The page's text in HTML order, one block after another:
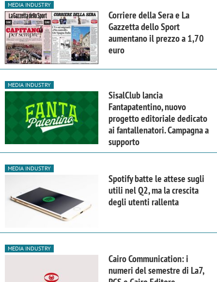
MEDIA INDUSTRY
Corriere della Sera e La
Gazzetta dello Sport
aumentano il prezzo a 1,70
euro
MEDIA INDUSTRY
SisalClub lancia
Fantapatentino, nuovo
progetto editoriale dedicato
ai fantallenatori. Campagna a
supporto
MEDIA INDUSTRY
Spotify batte le attese sugli
utili nel Q2, ma la crescita
degli utenti rallenta
MEDIA INDUSTRY
Cairo Communication: i
numeri del semestre di La7,